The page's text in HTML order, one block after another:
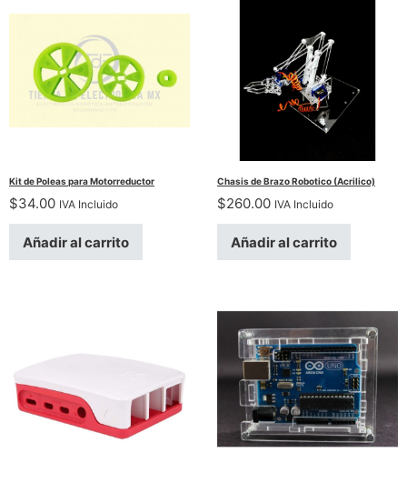
Kit de Poleas para Motorreductor
$34.00 IVA Incluido
Añadir al carrito
Chasis de Brazo Robotico (Acrilico)
$260.00 IVA Incluido
Añadir al carrito